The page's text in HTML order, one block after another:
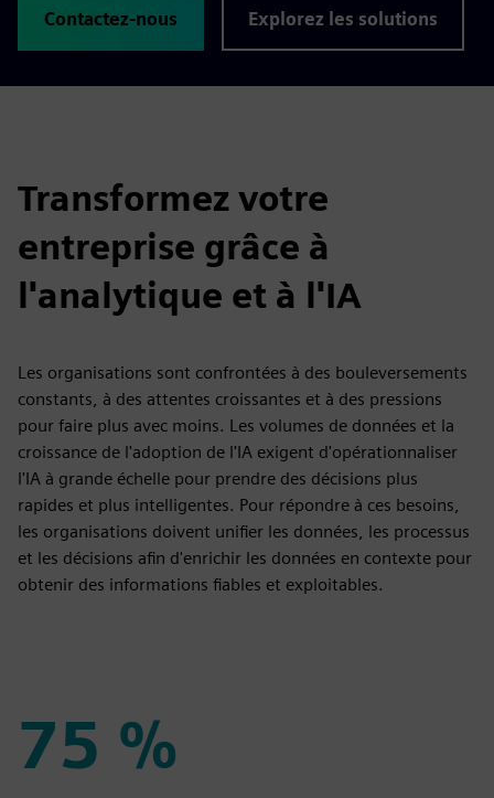
Contactez-nous Explorez les solutions
Transformez votre
entreprise grâce à
l'analytique et à l'IA
Les organisations sont confrontées à des bouleversements
constants, à des attentes croissantes et à des pressions
pour faire plus avec moins. Les volumes de données et la
croissance de l'adoption de l'IA exigent d'opérationnaliser
l'IA à grande échelle pour prendre des décisions plus
rapides et plus intelligentes. Pour répondre à ces besoins,
les organisations doivent unifier les données, les processus
et les décisions afin d'enrichir les données en contexte pour
obtenir des informations fiables et exploitables.
75 %